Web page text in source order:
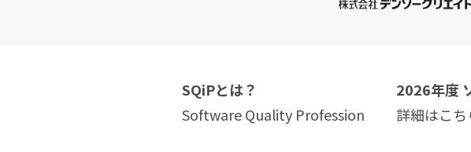
SQiPとは？
Software Quality Profession
2026年度
詳細はこち